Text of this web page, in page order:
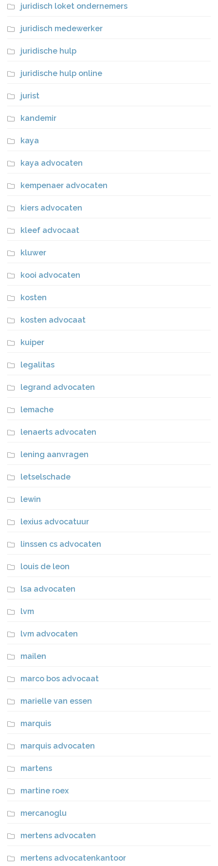
juridisch loket ondernemers
juridisch medewerker
juridische hulp
juridische hulp online
jurist
kandemir
kaya
kaya advocaten
kempenaer advocaten
kiers advocaten
kleef advocaat
kluwer
kooi advocaten
kosten
kosten advocaat
kuiper
legalitas
legrand advocaten
lemache
lenaerts advocaten
lening aanvragen
letselschade
lewin
lexius advocatuur
linssen cs advocaten
louis de leon
lsa advocaten
lvm
lvm advocaten
mailen
marco bos advocaat
marielle van essen
marquis
marquis advocaten
martens
martine roex
mercanoglu
mertens advocaten
mertens advocatenkantoor